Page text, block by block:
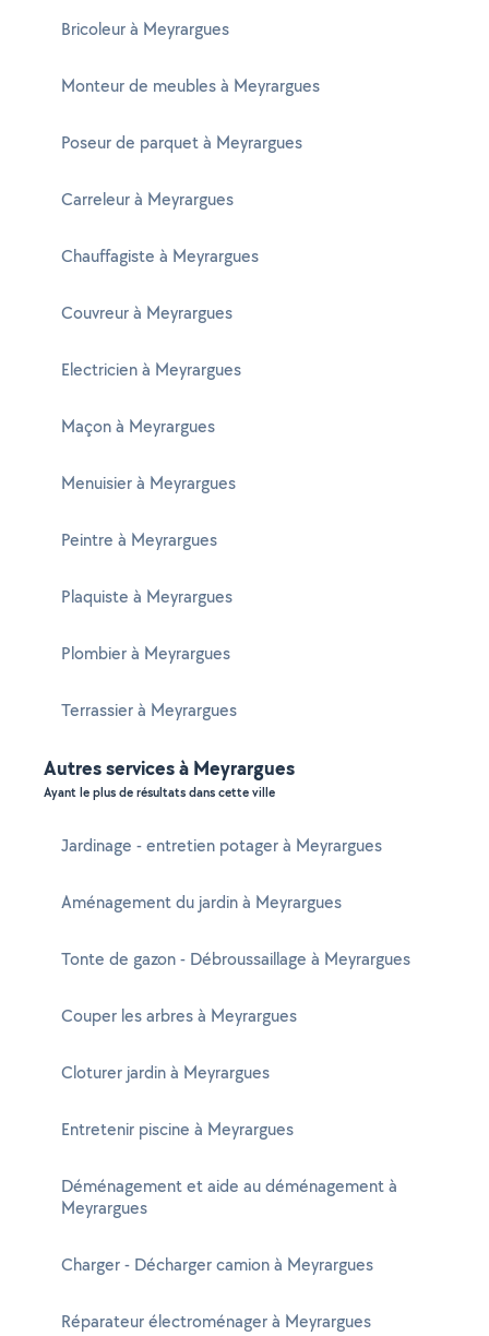
Bricoleur à Meyrargues
Monteur de meubles à Meyrargues
Poseur de parquet à Meyrargues
Carreleur à Meyrargues
Chauffagiste à Meyrargues
Couvreur à Meyrargues
Electricien à Meyrargues
Maçon à Meyrargues
Menuisier à Meyrargues
Peintre à Meyrargues
Plaquiste à Meyrargues
Plombier à Meyrargues
Terrassier à Meyrargues
Autres services à Meyrargues
Ayant le plus de résultats dans cette ville
Jardinage - entretien potager à Meyrargues
Aménagement du jardin à Meyrargues
Tonte de gazon - Débroussaillage à Meyrargues
Couper les arbres à Meyrargues
Cloturer jardin à Meyrargues
Entretenir piscine à Meyrargues
Déménagement et aide au déménagement à
Meyrargues
Charger - Décharger camion à Meyrargues
Réparateur électroménager à Meyrargues